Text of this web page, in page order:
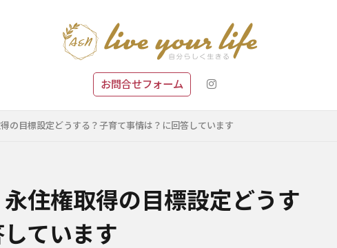
お問合せフォーム
の目標設定どうする？子育て事情は？に回答しています
住権取得の目標設定どうす
ています